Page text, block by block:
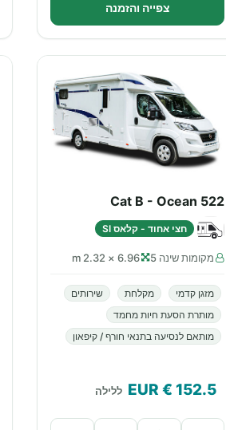
צפייה והזמנה
Cat B - Ocean 522
חצי אחוד - קלאס SI
מקומות שינה 5 6.96 × 2.32 m
מזגן קדמי מקלחת
שירותים
מותרת הסעת חיות מחמד
מותאם לנסיעה בתנאי חורף / קיפאון
152.5
€ EUR ללילה